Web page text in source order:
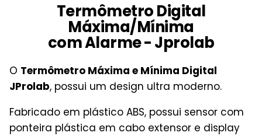
Termômetro Digital
Máxima/Mínima
com Alarme - Jprolab
O Termômetro Máxima e Mínima Digital
JProlab, possui um design ultra moderno.
Fabricado em plástico ABS, possui sensor com
ponteira plástica em cabo extensor e display